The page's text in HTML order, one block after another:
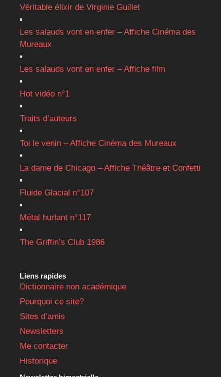
Véritable élixir de Virginie Guillet
Les salauds vont en enfer – Affiche Cinéma des
Mureaux
Les salauds vont en enfer – Affiche film
Hot vidéo n°1
Traits d’auteurs
Toi le venin – Affiche Cinéma des Mureaux
La dame de Chicago – Affiche Théâtre et Confetti
Fluide Glacial n°107
Métal hurlant n°117
The Griffin’s Club 1986
Liens rapides
Dictionnaire non académique
Pourquoi ce site?
Sites d’amis
Newsletters
Me contacter
Historique